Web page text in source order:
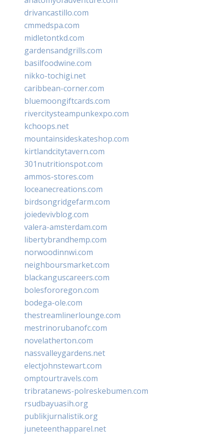
drivancastillo.com
cmmedspa.com
midletontkd.com
gardensandgrills.com
basilfoodwine.com
nikko-tochigi.net
caribbean-corner.com
bluemoongiftcards.com
rivercitysteampunkexpo.com
kchoops.net
mountainsideskateshop.com
kirtlandcitytavern.com
301nutritionspot.com
ammos-stores.com
loceanecreations.com
birdsongridgefarm.com
joiedevivblog.com
valera-amsterdam.com
libertybrandhemp.com
norwoodinnwi.com
neighboursmarket.com
blackanguscareers.com
bolesfororegon.com
bodega-ole.com
thestreamlinerlounge.com
mestrinorubanofc.com
novelatherton.com
nassvalleygardens.net
electjohnstewart.com
omptourtravels.com
tribratanews-polreskebumen.com
rsudbayuasih.org
publikjurnalistik.org
juneteenthapparel.net